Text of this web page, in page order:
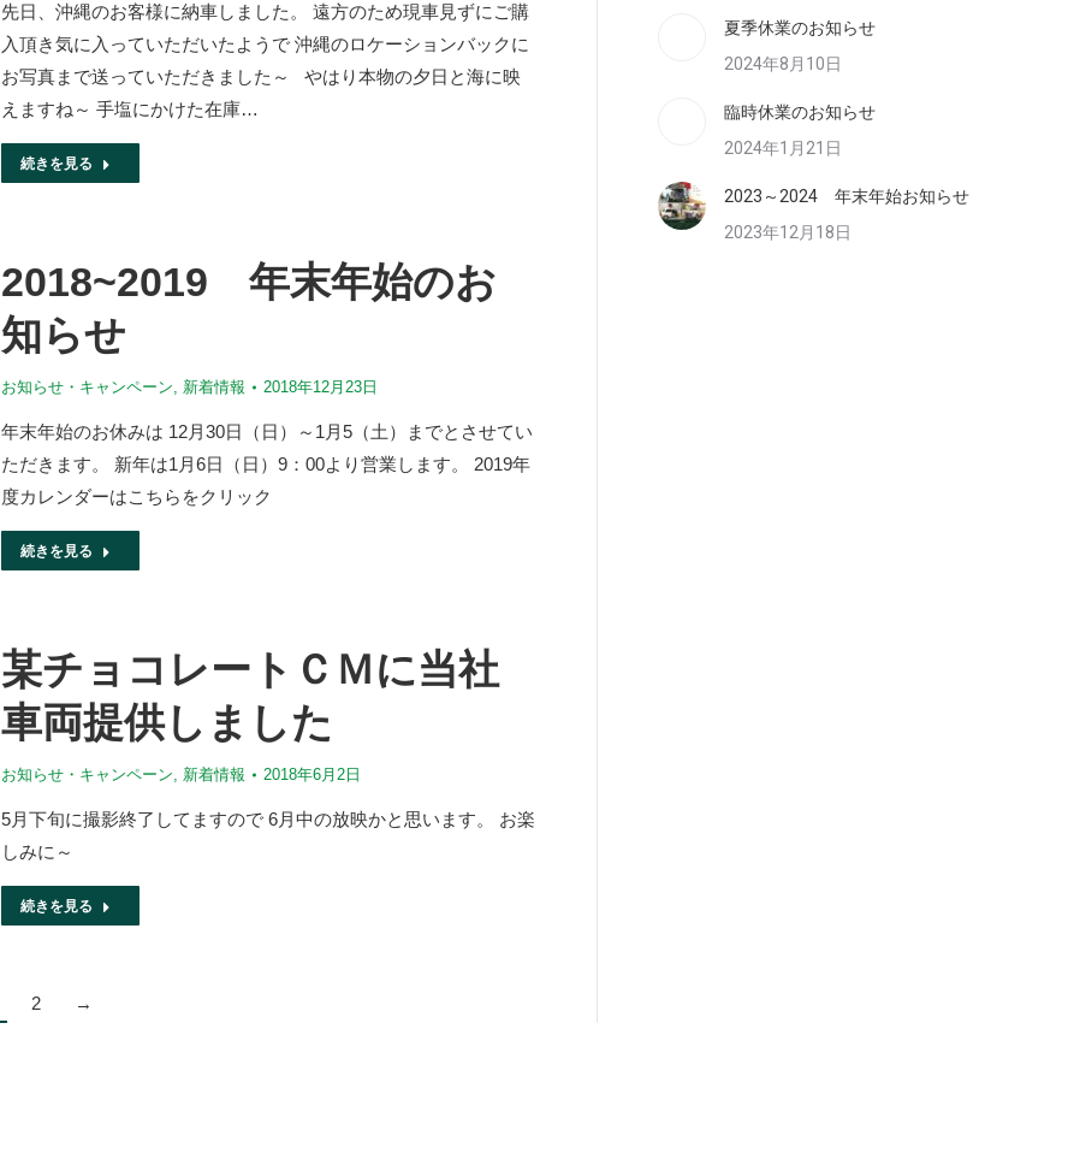
先日、沖縄のお客様に納車しました。 遠方のため現車見ずにご購
入頂き気に入っていただいたようで 沖縄のロケーションバックに
お写真まで送っていただきました～ やはり本物の夕日と海に映
えますね～ 手塩にかけた在庫…
続きを見る
2018~2019 年末年始のお
知らせ
お知らせ・キャンペーン, 新着情報 2018年12月23日
年末年始のお休みは 12月30日（日）～1月5（土）までとさせてい
ただきます。 新年は1月6日（日）9：00より営業します。 2019年
度カレンダーはこちらをクリック
続きを見る
某チョコレートＣＭに当社
車両提供しました
お知らせ・キャンペーン, 新着情報 2018年6月2日
5月下旬に撮影終了してますので 6月中の放映かと思います。 お楽
しみに～
続きを見る
2 →
夏季休業のお知らせ
2024年8月10日
臨時休業のお知らせ
2024年1月21日
2023～2024 年末年始お知らせ
2023年12月18日